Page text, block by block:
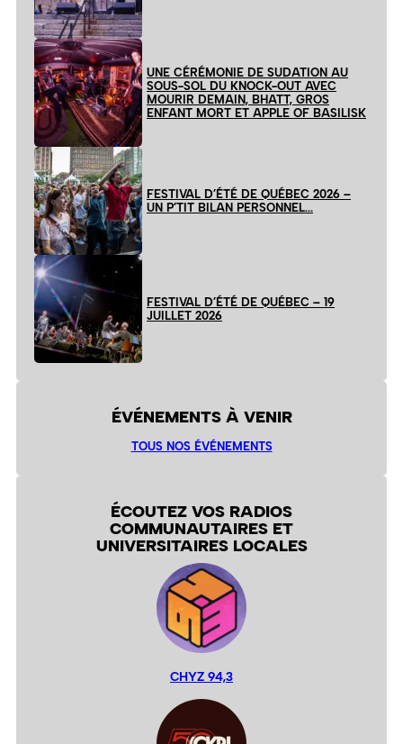
UNE CÉRÉMONIE DE SUDATION AU
SOUS-SOL DU KNOCK-OUT AVEC
MOURIR DEMAIN, BHATT, GROS
ENFANT MORT ET APPLE OF BASILISK
FESTIVAL D’ÉTÉ DE QUÉBEC 2026 –
UN P’TIT BILAN PERSONNEL…
FESTIVAL D’ÉTÉ DE QUÉBEC – 19
JUILLET 2026
ÉVÉNEMENTS À VENIR
TOUS NOS ÉVÉNEMENTS
ÉCOUTEZ VOS RADIOS
COMMUNAUTAIRES ET
UNIVERSITAIRES LOCALES
CHYZ 94,3